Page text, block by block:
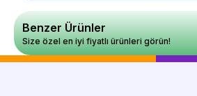
Benzer Ürünler
Size özel en iyi fiyatlı ürünleri görün!